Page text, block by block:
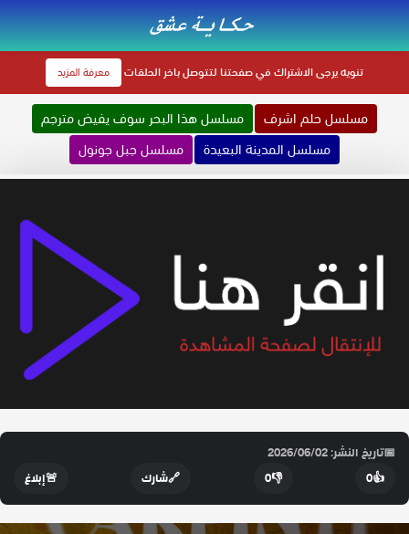
تنويهيرجى الاشتراك في صفحتنا لتتوصل باخر الحلقات معرفة المزيد
مسلسل حلم اشرف
مسلسل هذا البحر سوف يفيض مترجم
مسلسل المدينة البعيدة
مسلسل جبل جونول
📅تاريخ النشر: 2026/06/02
👍
0
👎
0
🔗شارك 🚨إبلاغ